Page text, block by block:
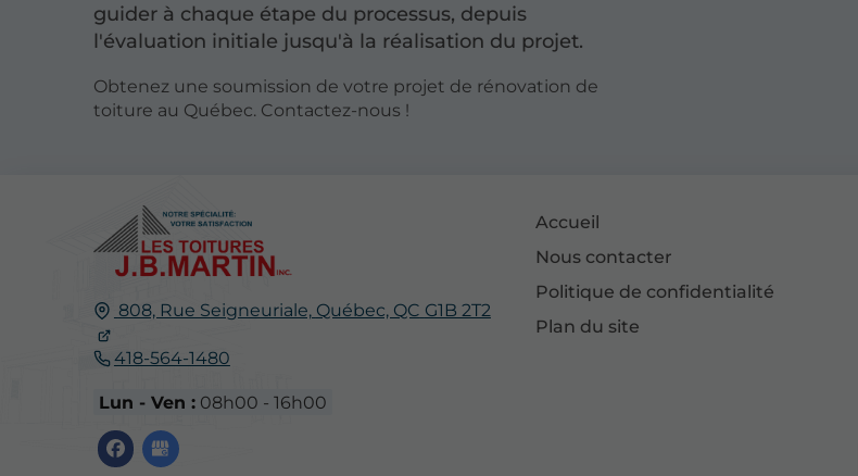
guider à chaque étape du processus, depuis
l'évaluation initiale jusqu'à la réalisation du projet.
Obtenez une soumission de votre projet de rénovation de
toiture au Québec. Contactez-nous !
808, Rue Seigneuriale, Québec, QC G1B 2T2
418-564-1480
Lun - Ven :08h00 - 16h00
Accueil
Nous contacter
Politique de confidentialité
Plan du site